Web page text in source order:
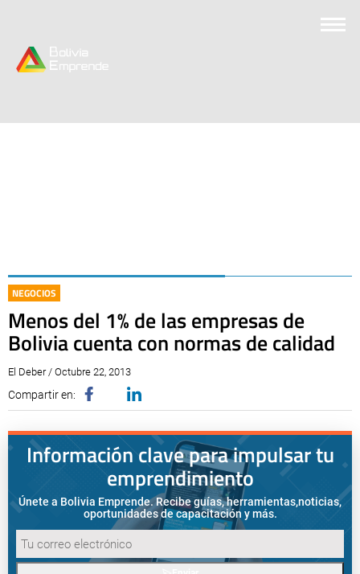
NEGOCIOS
Menos del 1% de las empresas de
Bolivia cuenta con normas de calidad
El Deber / Octubre 22, 2013
Compartir en:
Información clave para impulsar tu
emprendimiento
Únete a Bolivia Emprende. Recibe guías, herramientas,noticias,
oportunidades de capacitación y más.